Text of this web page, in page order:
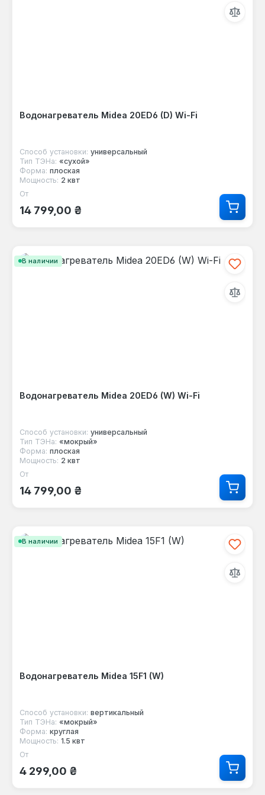
Водонагреватель Midea 20ED6 (D) Wi-Fi
Способ установки: универсальный
Тип ТЭНа: «сухой»
Форма: плоская
Мощность: 2 квт
Обычная цена:
От
14 799,00 ₴
В наличии
Водонагреватель Midea 20ED6 (W) Wi-Fi
Способ установки: универсальный
Тип ТЭНа: «мокрый»
Форма: плоская
Мощность: 2 квт
Обычная цена:
От
14 799,00 ₴
В наличии
Водонагреватель Midea 15F1 (W)
Способ установки: вертикальный
Тип ТЭНа: «мокрый»
Форма: круглая
Мощность: 1.5 квт
Обычная цена:
От
4 299,00 ₴